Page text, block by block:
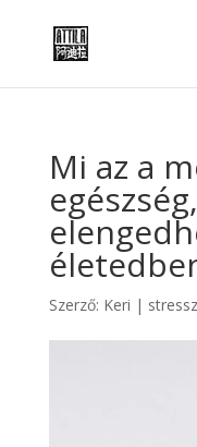
Mi az a
Szerző: Keri | stressz